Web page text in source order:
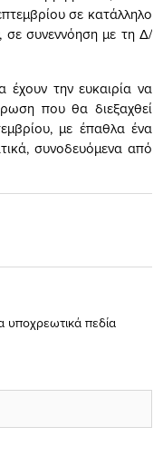
σε κατάλληλο
σε συνεννόηση με τη Δ/
έχουν την ευκαιρία να
που θα διεξαχθεί
με έπαθλα ένα
συνοδευόμενα από
υποχρεωτικά πεδία